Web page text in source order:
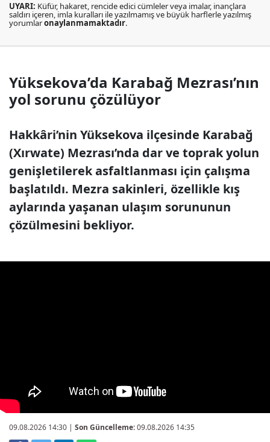
UYARI: Küfür, hakaret, rencide edici cümleler veya imalar, inançlara
saldırı içeren, imla kuralları ile yazılmamış ve büyük harflerle yazılmış
yorumlaronaylanmamaktadır.
Yüksekova’da Karabağ Mezrası’nın
yol sorunu çözülüyor
Hakkâri’nin Yüksekova ilçesinde Karabağ
(Xırwate) Mezrası’nda dar ve toprak yolun
genişletilerek asfaltlanması için çalışma
başlatıldı. Mezra sakinleri, özellikle kış
aylarında yaşanan ulaşım sorununun
çözülmesini bekliyor.
09.08.2026 14:30 | Son Güncelleme:09.08.2026 14:35